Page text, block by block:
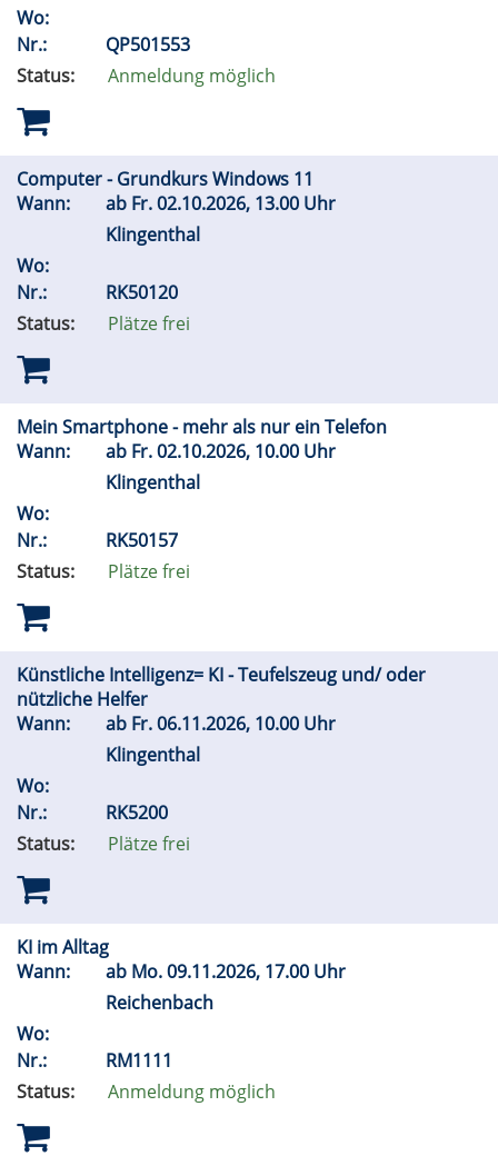
Wo:
Nr.:
QP501553
Status:
Anmeldung möglich
Computer - Grundkurs Windows 11
Wann:
ab Fr.02.10.2026, 13.00 Uhr
Klingenthal
Wo:
Nr.:
RK50120
Status:
Plätze frei
Mein Smartphone - mehr als nur ein Telefon
Wann:
ab Fr.02.10.2026, 10.00 Uhr
Klingenthal
Wo:
Nr.:
RK50157
Status:
Plätze frei
Künstliche Intelligenz= KI - Teufelszeug und/ oder
nützliche Helfer
Wann:
ab Fr.06.11.2026, 10.00 Uhr
Klingenthal
Wo:
Nr.:
RK5200
Status:
Plätze frei
KI im Alltag
Wann:
ab Mo.09.11.2026, 17.00 Uhr
Reichenbach
Wo:
Nr.:
RM1111
Status:
Anmeldung möglich